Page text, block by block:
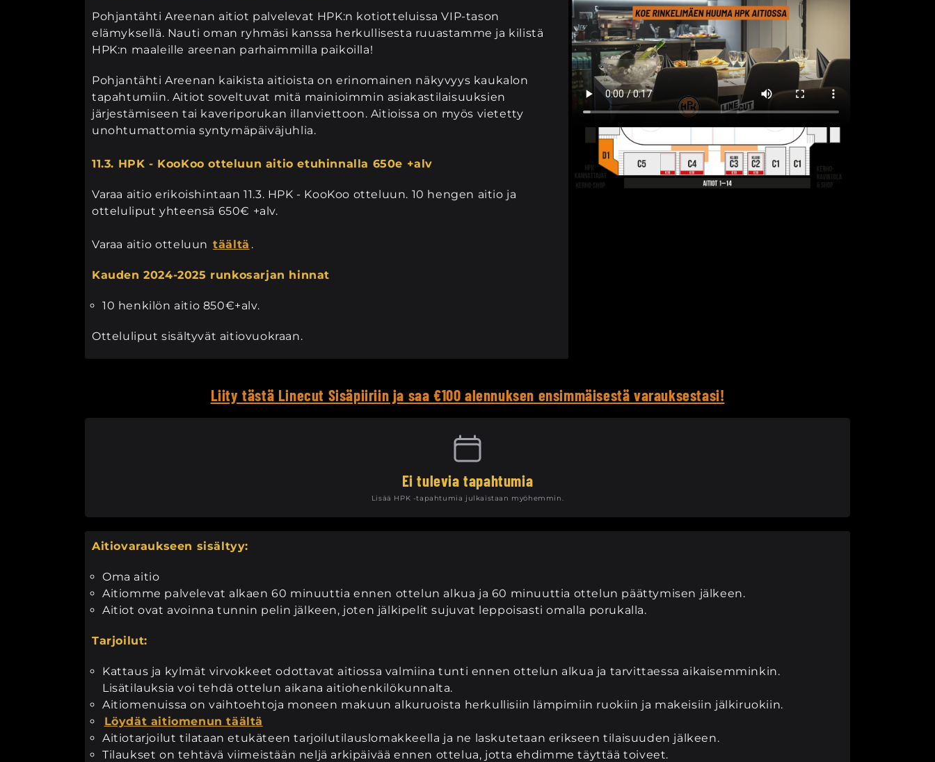
Pohjantähti Areenan aitiot palvelevat HPK:n kotiotteluissa VIP-tason
elämyksellä. Nauti oman ryhmäsi kanssa herkullisesta ruuastamme ja kilistä
HPK:n maaleille areenan parhaimmilla paikoilla!
Pohjantähti Areenan kaikista aitioista on erinomainen näkyvyys kaukalon
tapahtumiin. Aitiot soveltuvat mitä mainioimmin asiakastilaisuuksien
järjestämiseen tai kaveriporukan illanviettoon. Aitioissa on myös vietetty
unohtumattomia syntymäpäiväjuhlia.
11.3. HPK - KooKoo otteluun aitio etuhinnalla 650e +alv
Varaa aitio erikoishintaan 11.3. HPK - KooKoo otteluun. 10 hengen aitio ja
otteluliput yhteensä 650€ +alv.
Varaa aitio otteluun täältä .
Kauden 2024-2025 runkosarjan hinnat
10 henkilön aitio 850€+alv.
Otteluliput sisältyvät aitiovuokraan.
Liity tästä Linecut Sisäpiiriin ja saa €100 alennuksen ensimmäisestä varauksestasi!
Ei tulevia tapahtumia
Lisää HPK -tapahtumia julkaistaan myöhemmin.
Aitiovaraukseen sisältyy:
Oma aitio
Aitiomme palvelevat alkaen 60 minuuttia ennen ottelun alkua ja 60 minuuttia ottelun päättymisen jälkeen.
Aitiot ovat avoinna tunnin pelin jälkeen, joten jälkipelit sujuvat leppoisasti omalla porukalla.
Tarjoilut:
Kattaus ja kylmät virvokkeet odottavat aitiossa valmiina tunti ennen ottelun alkua ja tarvittaessa aikaisemminkin.
Lisätilauksia voi tehdä ottelun aikana aitiohenkilökunnalta.
Aitiomenuissa on vaihtoehtoja moneen makuun alkuruoista herkullisiin lämpimiin ruokiin ja makeisiin jälkiruokiin.
Löydät aitiomenun täältä
Aitiotarjoilut tilataan etukäteen tarjoilutilauslomakkeella ja ne laskutetaan erikseen tilaisuuden jälkeen.
Tilaukset on tehtävä viimeistään neljä arkipäivää ennen ottelua, jotta ehdimme täyttää toiveet.